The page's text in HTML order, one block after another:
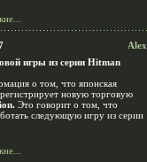
Alex
игры из серии Hitman
о том, что японская
новую торговую
Это говорит о том, что
следующую игру из серии